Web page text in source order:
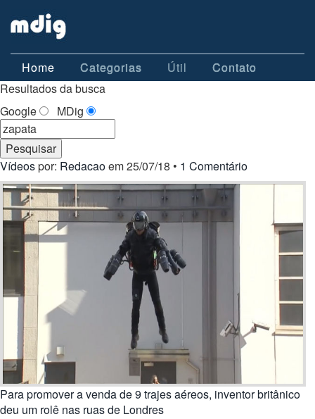
Home Categorias Útil
Contato
Resultados da busca
Google
MDig
Vídeospor: Redacaoem 25/07/18 • 1 Comentário
Para promover a venda de 9 trajes aéreos, inventor britânico
deu um rolê nas ruas de Londres